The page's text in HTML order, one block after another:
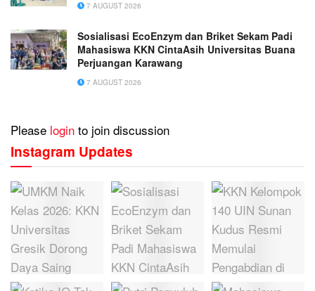
7 AUGUST 2026
Sosialisasi EcoEnzym dan Briket Sekam Padi
Mahasiswa KKN CintaAsih Universitas Buana
Perjuangan Karawang
7 AUGUST 2026
Please login to join discussion
Instagram Updates